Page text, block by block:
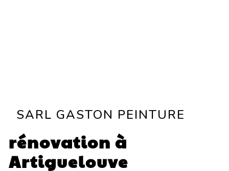
SARL GASTON PEINTURE
rénovation à
Artiguelouve